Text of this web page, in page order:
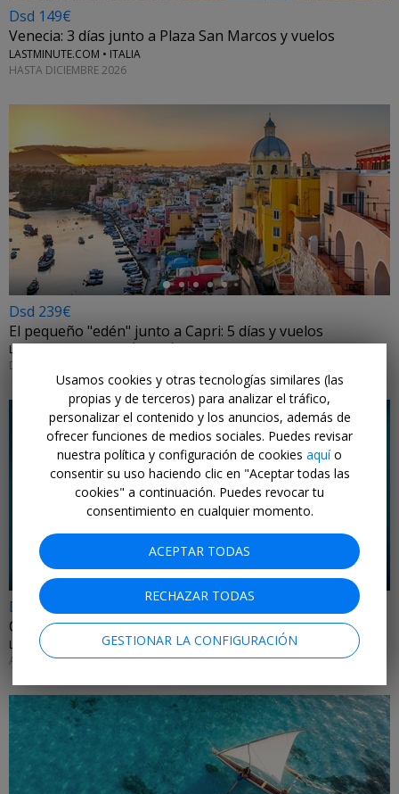
Dsd 149€
Venecia: 3 días junto a Plaza San Marcos y vuelos
LASTMINUTE.COM • ITALIA
HASTA DICIEMBRE 2026
←
Dsd 239€
El pequeño "edén" junto a Capri: 5 días y vuelos
LASTMINUTE.COM • BAHÍA DE NÁPOLES, ITALIA
DE FINALES DE AGOSTO A OCTUBRE DE 2026
Dsd 566€
Combinado Gran Canaria y Tenerife, 8 días y vuelos
LOGITRAVEL • ISLAS CANARIAS
AGOSTO Y SEPTIEMBRE DE 2026
Usamos cookies y otras tecnologías similares (las
propias y de terceros) para analizar el tráfico,
personalizar el contenido y los anuncios, además de
ofrecer funciones de medios sociales. Puedes revisar
nuestra política y configuración de cookies aquío
consentir su uso haciendo clic en "Aceptar todas las
cookies" a continuación. Puedes revocar tu
consentimiento en cualquier momento.
ACEPTAR TODAS
RECHAZAR TODAS
GESTIONAR LA CONFIGURACIÓN